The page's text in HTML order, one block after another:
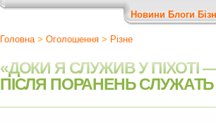
Новини Блоги
Головна> Оголошення > Різне
«ДОКИ Я СЛУЖИВ У ПІХОТІ —
ПІСЛЯ ПОРАНЕНЬ СЛУЖАТЬ